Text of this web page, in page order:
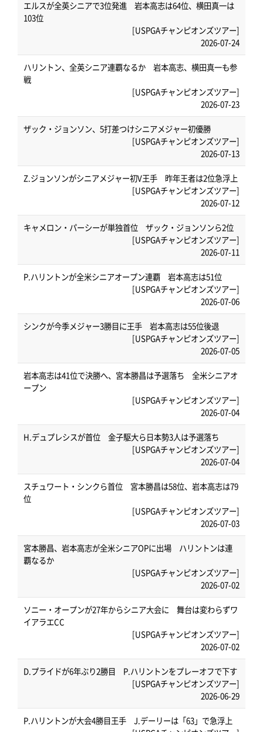
エルスが全英シニアで3位発進 岩本高志は64位、横田真一は
103位
[USPGAチャンピオンズツアー]
2026-07-24
ハリントン、全英シニア連覇なるか 岩本高志、横田真一も参
戦
[USPGAチャンピオンズツアー]
2026-07-23
ザック・ジョンソン、5打差つけシニアメジャー初優勝
[USPGAチャンピオンズツアー]
2026-07-13
Z.ジョンソンがシニアメジャー初V王手 昨年王者は2位急浮上
[USPGAチャンピオンズツアー]
2026-07-12
キャメロン・パーシーが単独首位 ザック・ジョンソンら2位
[USPGAチャンピオンズツアー]
2026-07-11
P.ハリントンが全米シニアオープン連覇 岩本高志は51位
[USPGAチャンピオンズツアー]
2026-07-06
シンクが今季メジャー3勝目に王手 岩本高志は55位後退
[USPGAチャンピオンズツアー]
2026-07-05
岩本高志は41位で決勝へ、宮本勝昌は予選落ち 全米シニアオ
ープン
[USPGAチャンピオンズツアー]
2026-07-04
H.デュプレシスが首位 金子駆大ら日本勢3人は予選落ち
[USPGAチャンピオンズツアー]
2026-07-04
スチュワート・シンクら首位 宮本勝昌は58位、岩本高志は79
位
[USPGAチャンピオンズツアー]
2026-07-03
宮本勝昌、岩本高志が全米シニアOPに出場 ハリントンは連
覇なるか
[USPGAチャンピオンズツアー]
2026-07-02
ソニー・オープンが27年からシニア大会に 舞台は変わらずワ
イアラエCC
[USPGAチャンピオンズツアー]
2026-07-02
D.プライドが6年ぶり2勝目 P.ハリントンをプレーオフで下す
[USPGAチャンピオンズツアー]
2026-06-29
P.ハリントンが大会4勝目王手 J.デーリーは「63」で急浮上